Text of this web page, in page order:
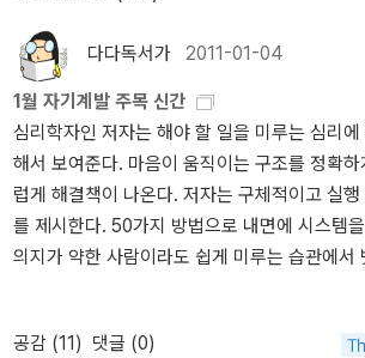
게 되면 그것도 자연스럽게 끌어당김에 의해
는 것이다. 사람의 마음은 정원과 비슷하다. 우리는 정원을 아름답게
가꿀 수도, 아무렇게나 방치할 수도 있다.
을 통해서도 많이 들어본 내용들이다. 긍정적인 생각을 하는 것의 중
요성. 그리고, 자신이 생각한대로 모든 일이 이루어질 수 있다는 것.
여기에 더 중요한 것은 우리의 생각과 희망은
위대한 마음과 조화로운 일치를 이루는 것이기
생각을 실체로 만들어나가야 한다는 것이다. 이 책의 내용들은 이렇
듯 쉽게 접했던 내용들이고, 단편적인글들이지
있는 사람이므로 똑같이 배려하고 존중해야
물을 대할 때도 이와 같은 사실을 잊지 말자.' '필
조금 더 많이 주고, 받는 돈보다 조금 더 열심히
다.'
다다독서가 2011-01-04
1월 자기계발 주목 신간
심리학자인 저자는 해야 할 일을 미루는 심리
해서 보여준다. 마음이 움직이는 구조를 정확
럽게 해결책이 나온다. 저자는 구체적이고 실
를 제시한다. 50가지 방법으로 내면에 시스템
의지가 약한 사람이라도 쉽게 미루는 습관에서
실패, 실망과 감사 등의 감정까지 가감 없이 담
행복 프로젝트를 진행하며 얻은 노하우와 자신
공감 (11) 댓글 (0)